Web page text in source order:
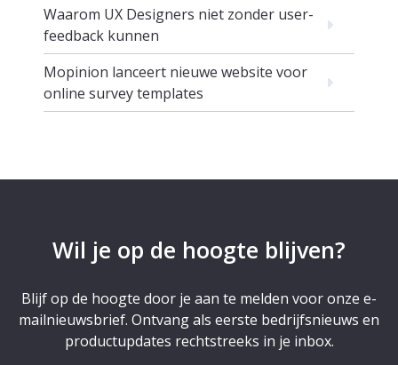
Waarom UX Designers niet zonder user-
feedback kunnen
Mopinion lanceert nieuwe website voor
online survey templates
Wil je op de hoogte blijven?
Blijf op de hoogte door je aan te melden voor onze e-
mailnieuwsbrief. Ontvang als eerste bedrijfsnieuws en
productupdates rechtstreeks in je inbox.